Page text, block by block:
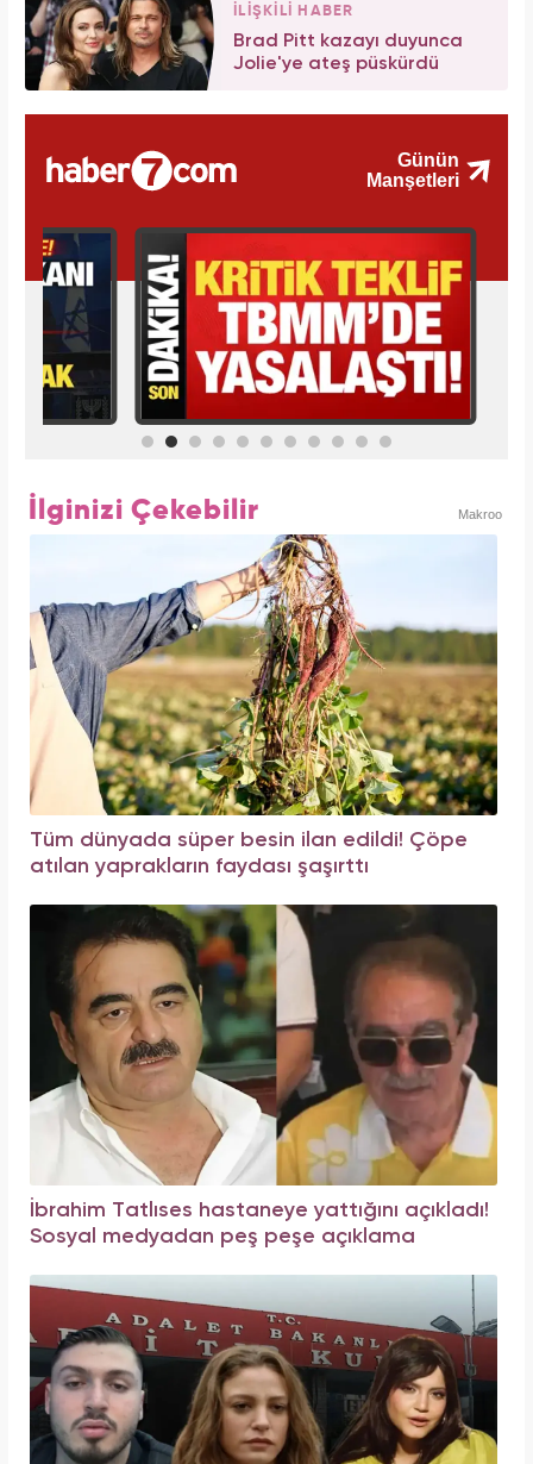
İLİŞKİLİ HABER
Brad Pitt kazayı duyunca
Jolie'ye ateş püskürdü
İlginizi Çekebilir Makroo
Tüm dünyada süper besin ilan edildi! Çöpe
atılan yaprakların faydası şaşırttı
İbrahim Tatlıses hastaneye yattığını açıkladı!
Sosyal medyadan peş peşe açıklama